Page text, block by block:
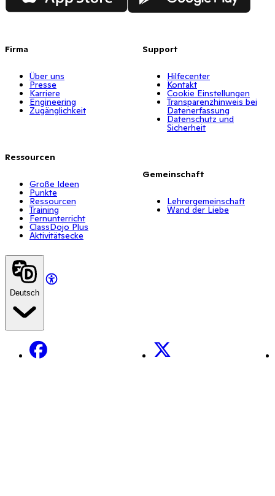
Firma
Über uns
Presse
Karriere
Engineering
Zugänglichkeit
Ressourcen
Große Ideen
Punkte
Ressourcen
Training
Fernunterricht
ClassDojo Plus
Aktivitätsecke
Support
Hilfecenter
Kontakt
Cookie Einstellungen
Transparenzhinweis bei
Datenerfassung
Datenschutz und
Sicherheit
Gemeinschaft
Lehrergemeinschaft
Wand der Liebe
Deutsch
Facebook X